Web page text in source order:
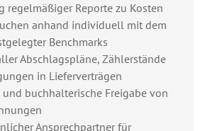
regelmäßiger Reporte zu Kosten
anhand individuell mit dem
Benchmarks
Abschlagspläne, Zählerstände
in Lieferverträgen
buchhalterische Freigabe von
Ansprechpartner für